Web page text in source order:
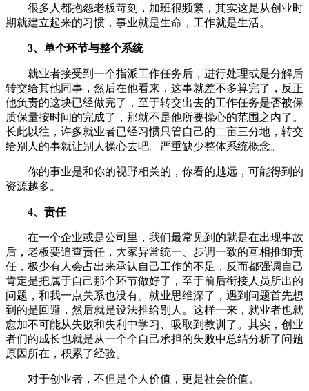
很多人都抱怨老板苛刻，加班很频繁，其实这是从创业时
期就建立起来的习惯，事业就是生命，工作就是生活。
3、单个环节与整个系统
就业者接受到一个指派工作任务后，进行处理或是分解后
转交给其他同事，然后在他看来，这事就差不多算完了，反正
他负责的这块已经做完了，至于转交出去的工作任务是否被保
质保量按时间的完成了，那就不是他所要操心的范围之内了。
长此以往，许多就业者已经习惯只管自己的二亩三分地，转交
给别人的事就让别人操心去吧。严重缺少整体系统概念。
你的事业是和你的视野相关的，你看的越远，可能得到的
资源越多。
4、责任
在一个企业或是公司里，我们最常见到的就是在出现事故
后，老板要追查责任，大家异常统一、步调一致的互相推卸责
任，极少有人会占出来承认自己工作的不足，反而都强调自己
肯定是把属于自己那个环节做好了，至于前后衔接人员所出的
问题，和我一点关系也没有。就业思维深了，遇到问题首先想
到的是回避，然后就是设法推给别人。这样一来，就业者也就
愈加不可能从失败和失利中学习、吸取到教训了。其实，创业
者们的成长也就是从一个个自己承担的失败中总结分析了问题
原因所在，积累了经验。
对于创业者，不但是个人价值，更是社会价值。